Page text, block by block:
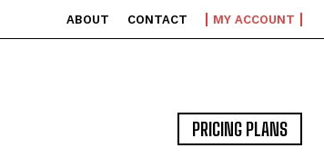
ABOUT CONTACT MY ACCOUNT
PRICING PLANS